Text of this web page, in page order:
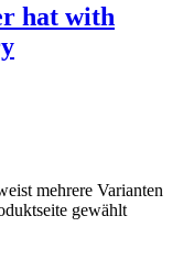
hat with
mehrere Varianten
gewählt